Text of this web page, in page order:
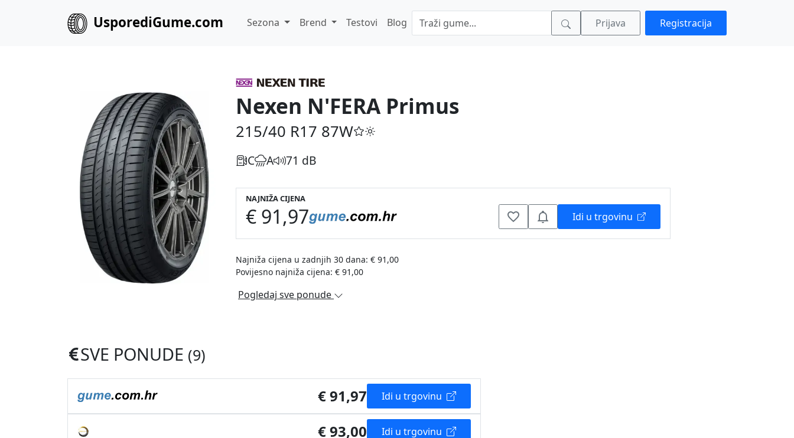
UsporediGume.com Sezona Brend Testovi Blog Prijava Registracija
Nexen N'FERA Primus
215/40 R17 87W
C A 71 dB
NAJNIŽA CIJENA
€ 91,97 Idi u trgovinu
Najniža cijena u zadnjih 30 dana: € 91,00
Povijesno najniža cijena: € 91,00
Pogledaj sve ponude
SVE PONUDE (9)
€ 91,97 Idi u trgovinu
€ 93,00 Idi u trgovinu